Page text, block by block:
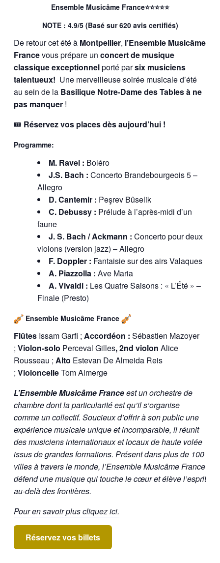
Ensemble Musicâme France⭐⭐⭐⭐⭐
NOTE : 4.9/5 (Basé sur 620 avis certifiés)
De retour cet été à Montpellier, l’Ensemble Musicâme
Francevous prépare un concert de musique
classique exceptionnelporté parsix musiciens
talentueux! Une merveilleuse soirée musicale d’été
au sein de la Basilique Notre-Dame des Tables à ne
pas manquer!
🎟️ Réservez vos places dès aujourd’hui !
Programme:
M. Ravel : Boléro
J.S. Bach : Concerto Brandebourgeois 5 –
Allegro
D. Cantemir : Peşrev Bûselik
C. Debussy : Prélude à l’après-midi d’un
faune
J. S. Bach / Ackmann : Concerto pour deux
violons (version jazz) – Allegro
F. Doppler : Fantaisie sur des airs Valaques
A. Piazzolla : Ave Maria
A. Vivaldi : Les Quatre Saisons : « L’Été » –
Finale (Presto)
Ensemble Musicâme France
Flûtes Issam Garfi ; Accordéon : Sébastien Mazoyer
; Violon-solo Perceval Gilles, 2nd violon Alice
Rousseau ; Alto Estevan De Almeida Reis
; VioloncelleTom Almerge
L’Ensemble Musicâme Franceest un orchestre de
chambre dont la particularité est qu’il s’organise
comme un collectif. Soucieux d’offrir à son public une
expérience musicale unique et incomparable, il réunit
des musiciens internationaux et locaux de haute volée
issus de grandes formations. Présent dans plus de 100
villes à travers le monde, l’Ensemble Musicâme France
défend une musique qui touche le cœur et élève l’esprit
au-delà des frontières.
Pour en savoir plus cliquez ici.
Réservez vos billets